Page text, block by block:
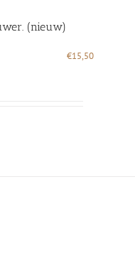
(nieuw)
€15,50